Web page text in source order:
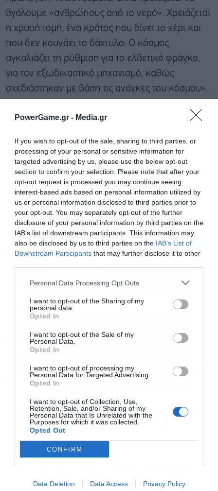
PowerGame.gr - Media.gr
If you wish to opt-out of the sale, sharing to third parties, or
processing of your personal or sensitive information for
targeted advertising by us, please use the below opt-out
section to confirm your selection. Please note that after your
opt-out request is processed you may continue seeing
interest-based ads based on personal information utilized by
us or personal information disclosed to third parties prior to
your opt-out. You may separately opt-out of the further
disclosure of your personal information by third parties on the
IAB’s list of downstream participants. This information may
also be disclosed by us to third parties on the IAB’s List of
Downstream Participants that may further disclose it to other
Personal Data Processing Opt Outs
I want to opt-out of the Sharing of my
personal data.
Opted In
I want to opt-out of the Sale of my
Personal Data.
Opted In
I want to opt-out of processing my
Personal Data for Targeted Advertising.
Opted In
I want to opt-out of Collection, Use,
Retention, Sale, and/or Sharing of my
Personal Data that Is Unrelated with the
Purposes for which it was collected.
Opted Out
CONFIRM
Data Deletion Data Access Privacy Policy
βγάλουμε «ανθρώπους από το νερό». Χρειάζεται
η χρυσή τομή, ένα κράτος που δίνει το χέρι και
που δεν κουνάει το δάχτυλο. Ο κόσμος
αγκαλιάζει τη ρύθμιση για το ελβετικό φράγκο,
για τον εξωδικαστικό μηχανισμό, καθώς
σχεδιάστηκαν με βάση τις ανάγκες του κόσμου».
Διαβάστε επίσης
Ελβετικό φράγκο: Πάνω από 7.000 δανειολήπτες
έχουν ζητήσει ρύθμιση δανείου
Επιβαρύνσεις για δανειολήπτες σε ελβετικό
φράγκο εξαιτίας του πολέμου: Τι προβλέπει
ρύθμιση του ΥΠΟΙΚ
δισ. το 2025, στο 55% το μέρισμα
Ακολουθήστε το Powergame.gr στο
Google
Newsγια άμεση και έγκυρη οικονομική
ενημέρωση!
TAGS: ΕΛΒΕΤΙΚΟ ΦΡΑΓΚΟ ΚΥΡΙΑΚΟΣ ΠΙΕΡΡΑΚΑΚΗΣ
Εγγραφή στο
newsletter
Αποδέχομαι τους